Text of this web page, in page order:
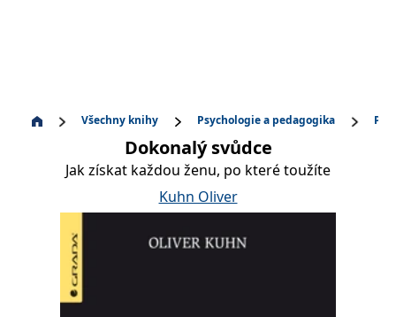
Všechny knihy Psychologie a pedagogika
Dokonalý svůdce
Jak získat každou ženu, po které toužíte
Kuhn Oliver